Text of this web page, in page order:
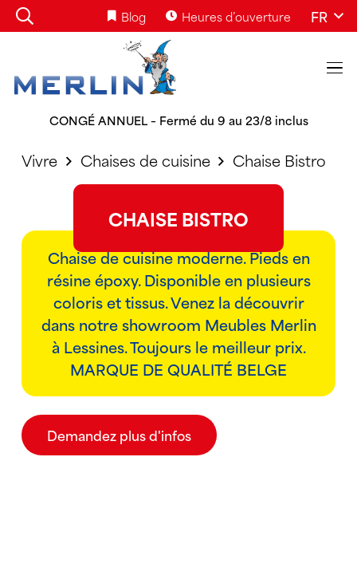
Blog Heures d’ouverture FR
CONGÉ ANNUEL – Fermé du 9 au 23/8 inclus
Vivre Chaises de cuisine Chaise Bistro
CHAISE BISTRO
Chaise de cuisine moderne. Pieds en
résine époxy. Disponible en plusieurs
coloris et tissus. Venez la découvrir
dans notre showroom Meubles Merlin
à Lessines. Toujours le meilleur prix.
MARQUE DE QUALITÉ BELGE
Demandez plus d'infos